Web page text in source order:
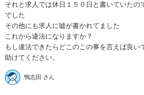
それと求人では休日１５０日と書いていたの
でした
その他にも求人に嘘が書かれてました
これから違法になりますか？
もし違法できたらどこのこの事を言えば良い
助けてください。
鴨志田 さん